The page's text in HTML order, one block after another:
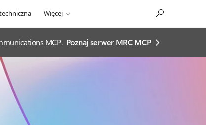
Więcej
MCP. Poznaj serwer MRC MCP